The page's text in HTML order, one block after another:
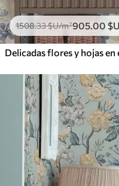
1508.33$U/m²905.00 $U
Delicadas flores y hojas